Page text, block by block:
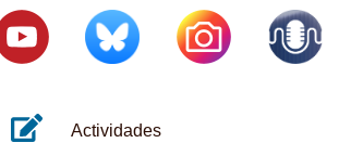
Actividades